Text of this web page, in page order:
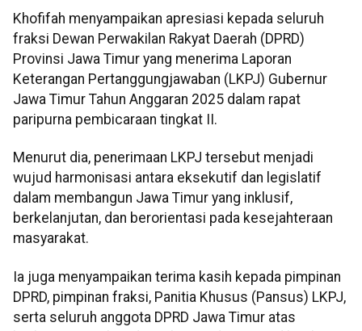
Khofifah menyampaikan apresiasi kepada seluruh
fraksi Dewan Perwakilan Rakyat Daerah (DPRD)
Provinsi Jawa Timur yang menerima Laporan
Keterangan Pertanggungjawaban (LKPJ) Gubernur
Jawa Timur Tahun Anggaran 2025 dalam rapat
paripurna pembicaraan tingkat II.
Menurut dia, penerimaan LKPJ tersebut menjadi
wujud harmonisasi antara eksekutif dan legislatif
dalam membangun Jawa Timur yang inklusif,
berkelanjutan, dan berorientasi pada kesejahteraan
masyarakat.
Ia juga menyampaikan terima kasih kepada pimpinan
DPRD, pimpinan fraksi, Panitia Khusus (Pansus) LKPJ,
serta seluruh anggota DPRD Jawa Timur atas